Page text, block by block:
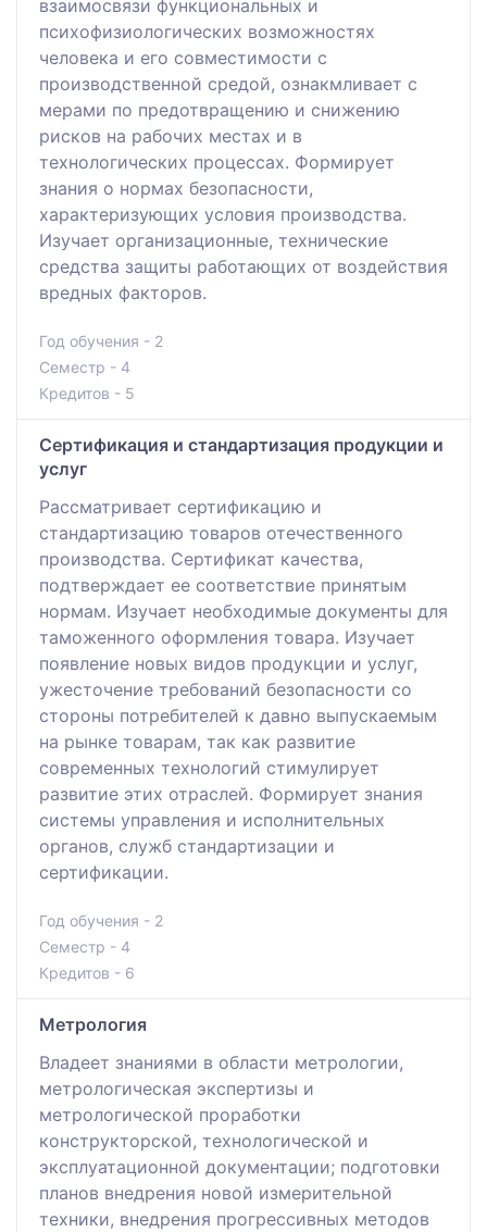
взаимосвязи функциональных и
психофизиологических возможностях
человека и его совместимости с
производственной средой, ознакмливает с
мерами по предотвращению и снижению
рисков на рабочих местах и в
технологических процессах. Формирует
знания о нормах безопасности,
характеризующих условия производства.
Изучает организационные, технические
средства защиты работающих от воздействия
вредных факторов.
Год обучения - 2
Семестр - 4
Кредитов - 5
Сертификация и стандартизация продукции и
услуг
Рассматривает сертификацию и
стандартизацию товаров отечественного
производства. Сертификат качества,
подтверждает ее соответствие принятым
нормам. Изучает необходимые документы для
таможенного оформления товара. Изучает
появление новых видов продукции и услуг,
ужесточение требований безопасности со
стороны потребителей к давно выпускаемым
на рынке товарам, так как развитие
современных технологий стимулирует
развитие этих отраслей. Формирует знания
системы управления и исполнительных
органов, служб стандартизации и
сертификации.
Год обучения - 2
Семестр - 4
Кредитов - 6
Метрология
Владеет знаниями в области метрологии,
метрологическая экспертизы и
метрологической проработки
конструкторской, технологической и
эксплуатационной документации; подготовки
планов внедрения новой измерительной
техники, внедрения прогрессивных методов